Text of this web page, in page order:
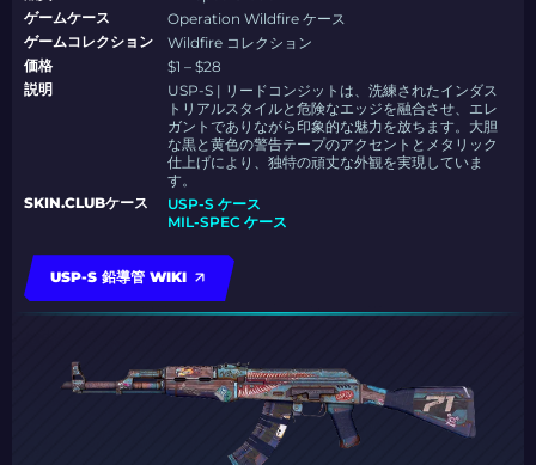
ゲームケース
Operation Wildfire ケース
ゲームコレクション
Wildfire コレクション
価格
$1 – $28
説明
USP-S | リードコンジットは、洗練されたインダス
トリアルスタイルと危険なエッジを融合させ、エレ
ガントでありながら印象的な魅力を放ちます。大胆
な黒と黄色の警告テープのアクセントとメタリック
仕上げにより、独特の頑丈な外観を実現していま
す。
SKIN.CLUBケース
USP-S ケース
MIL-SPEC ケース
USP-S 鉛導管 WIKI